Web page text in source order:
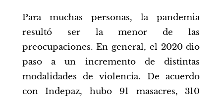
Para muchas personas, la pandemia
resultó ser la menor de las
preocupaciones. En general, el 2020 dio
paso a un incremento de distintas
modalidades de violencia. De acuerdo
con Indepaz, hubo 91 masacres, 310